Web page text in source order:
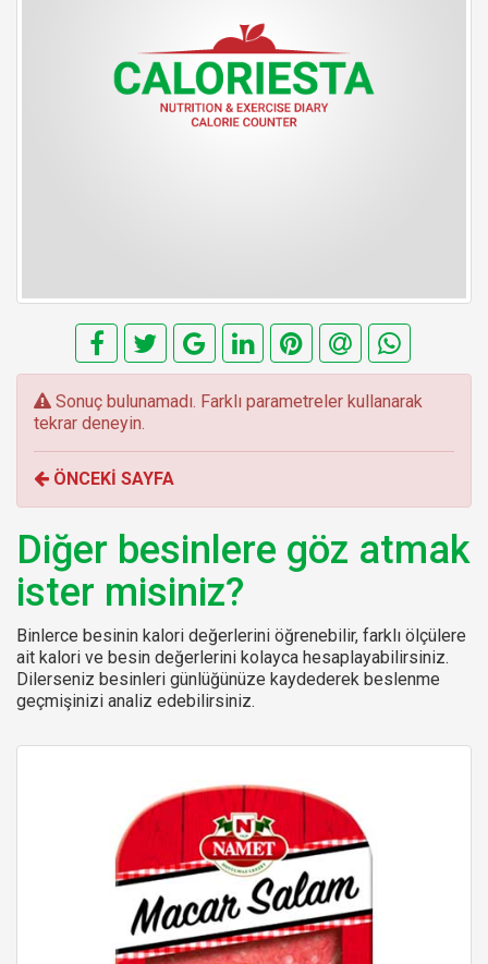
E
r
o
r
:
Sonuç bulunamadı. Farklı parametreler kullanarak
tekrar deneyin.
ÖNCEKİ SAYFA
Diğer besinlere göz atmak
ister misiniz?
Binlerce besinin kalori değerlerini öğrenebilir, farklı ölçülere
ait kalori ve besin değerlerini kolayca hesaplayabilirsiniz.
Dilerseniz besinleri günlüğünüze kaydederek beslenme
geçmişinizi analiz edebilirsiniz.